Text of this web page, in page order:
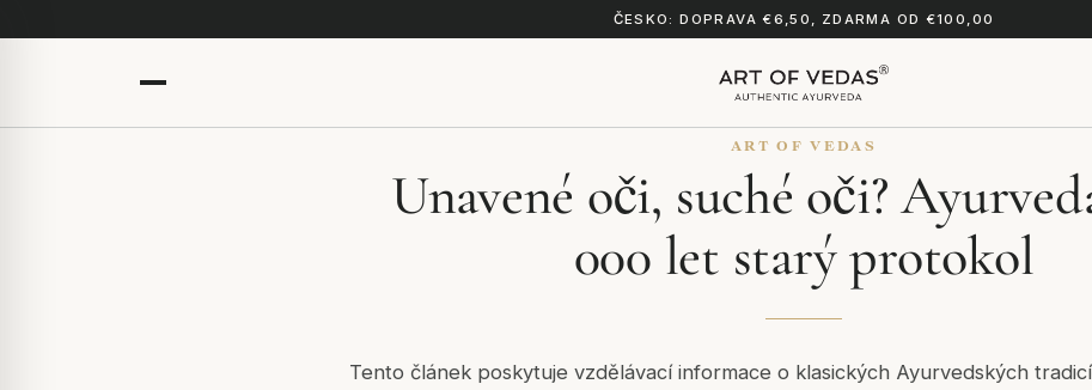
ČESKO: DOPRAVA €6,50, ZDARMA OD €100,00
ART OF VEDAS
Unavené oči, suché oči?
000 let starý protokol
Tento článek poskytuje vzdělávací informace o klasických Ayurvedských